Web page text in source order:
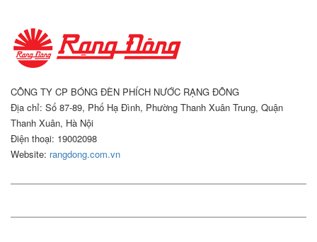
CÔNG TY CP BÓNG ĐÈN PHÍCH NƯỚC RẠNG ĐÔNG
Địa chỉ: Số 87-89, Phố Hạ Đình, Phường Thanh Xuân Trung, Quận
Thanh Xuân, Hà Nội
Điện thoại: 19002098
Website: rangdong.com.vn